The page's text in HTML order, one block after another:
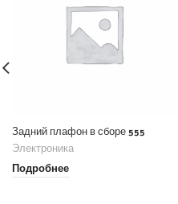
Задний плафон в сборе 555
Электроника
Подробнее